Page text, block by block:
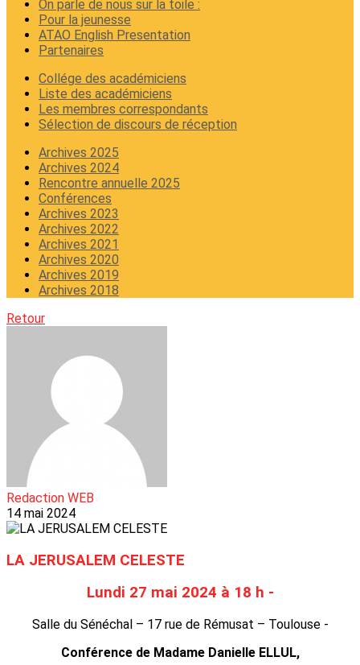
On parle de nous sur la toile :
Pour la jeunesse
ATAO English Presentation
Partenaires
Collége des académiciens
Liste des académiciens
Les membres correspondants
Sélection de discours de réception
Archives 2025
Archives 2024
Rencontre annuelle 2025
Conférences
Archives 2023
Archives 2022
Archives 2021
Archives 2020
Archives 2019
Archives 2018
Retour
Redaction WEB
14 mai 2024
LA JERUSALEM CELESTE
Lundi 27 mai 2024 à 18 h -
Salle du Sénéchal – 17 rue de Rémusat – Toulouse -
Conférence de Madame Danielle ELLUL,